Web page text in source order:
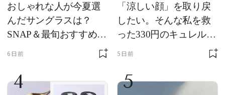
おしゃれな人が今夏選
んだサングラスは？
SNAP＆最旬おすすめサ
6日前
「涼しい顔」を取り戻
したい。そんな私を救
った330円のキュレル名
5日前
4 5